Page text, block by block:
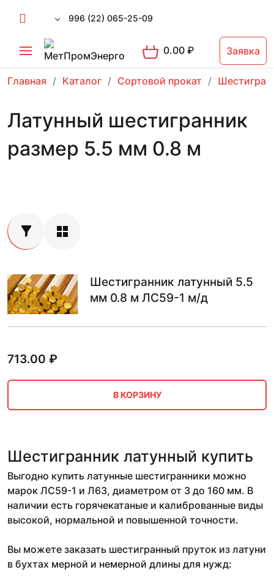
996 (22) 065-25-09
0.00₽ Заявка
Главная Каталог Сортовой прокат
Латунный шестигранник
размер 5.5 мм 0.8 м
Шестигранник латунный 5.5
мм 0.8 м ЛС59-1 м/д
713.00 ₽
В КОРЗИНУ
Шестигранник латунный купить
Выгодно купить латунные шестигранники можно
марок ЛС59-1 и Л63, диаметром от 3 до 160 мм. В
наличии есть горячекатаные и калиброванные виды
высокой, нормальной и повышенной точности.
Вы можете заказать шестигранный пруток из латуни
в бухтах мерной и немерной длины для нужд: